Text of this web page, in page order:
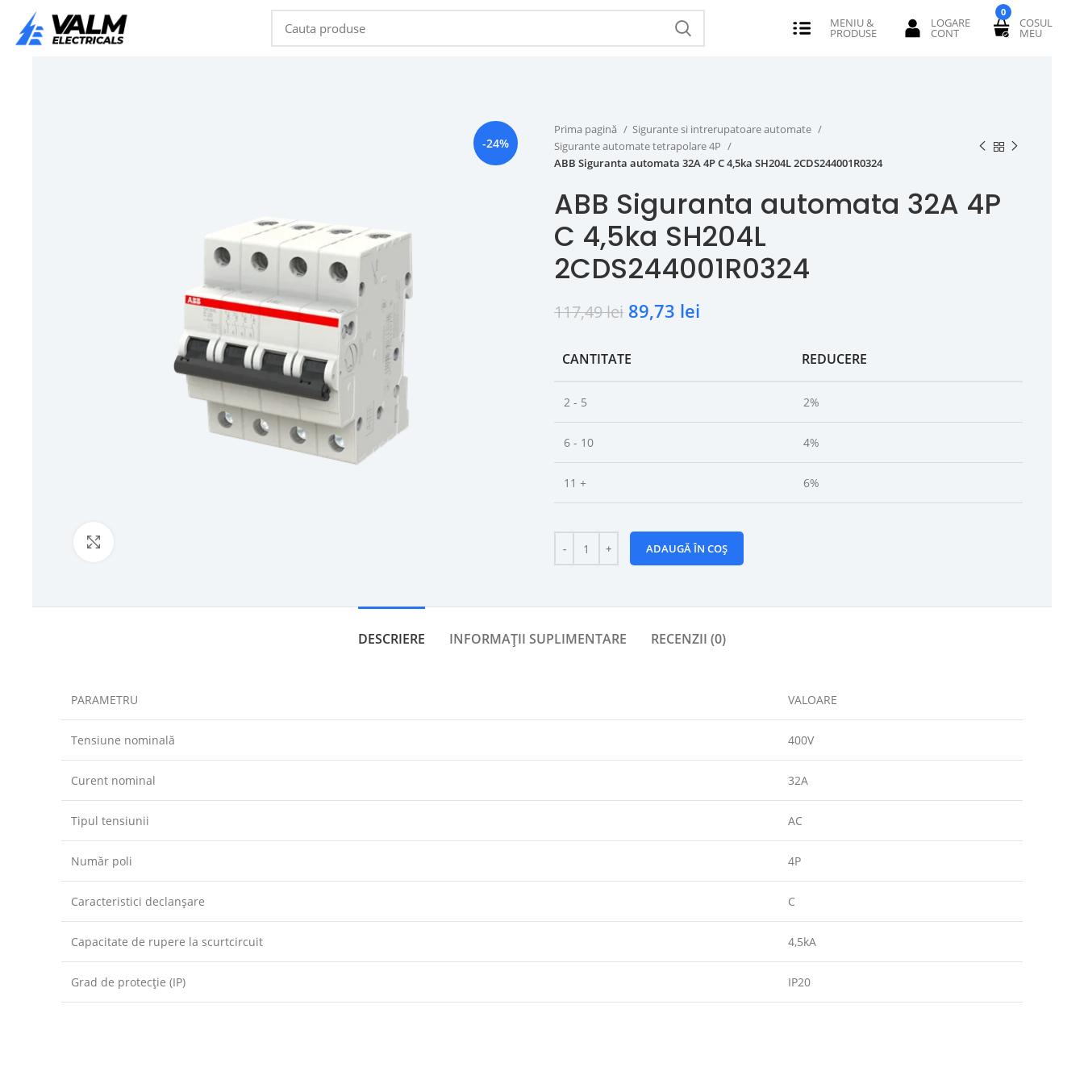
0
-24%
Prima pagină
Sigurante si intrerupatoare automate
Sigurante automate tetrapolare 4P
ABB Siguranta automata 32A 4P C 4,5ka SH204L 2CDS244001R0324
ABB Siguranta automata 32A 4P
C 4,5ka SH204L
2CDS244001R0324
117,49lei 89,73 lei
CANTITATE REDUCERE
2 - 5 2%
6 - 10 4%
11 + 6%
ADAUGĂ ÎN COȘ
DESCRIERE INFORMAȚII SUPLIMENTARE RECENZII (0)
PARAMETRU VALOARE
Tensiune nominală 400V
Curent nominal 32A
Tipul tensiunii AC
Număr poli 4P
Caracteristici declanşare C
Capacitate de rupere la scurtcircuit 4,5kA
Grad de protecție (IP) IP20